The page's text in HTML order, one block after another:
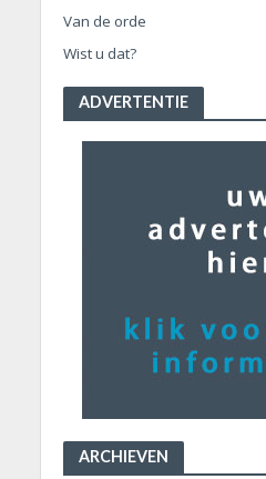
Van de orde
Wist u dat?
ADVERTENTIE
ARCHIEVEN